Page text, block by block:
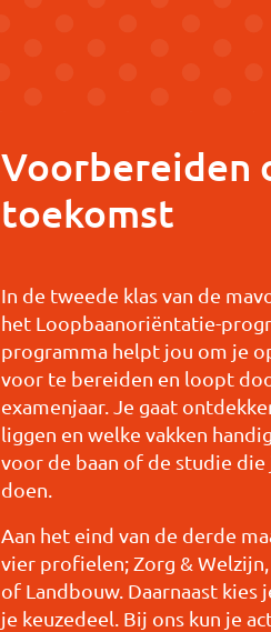
Voorbereiden
toekomst
In de tweede klas van de
het Loopbaanoriëntatie-
programma helpt jou om je
voor te bereiden en loopt
examenjaar. Je gaat
liggen en welke vakken
voor de baan of de studie die
doen.
Aan het eind van de derde
vier profielen; Zorg & Welzijn,
of Landbouw. Daarnaast kies
je keuzedeel. Bij ons kun je